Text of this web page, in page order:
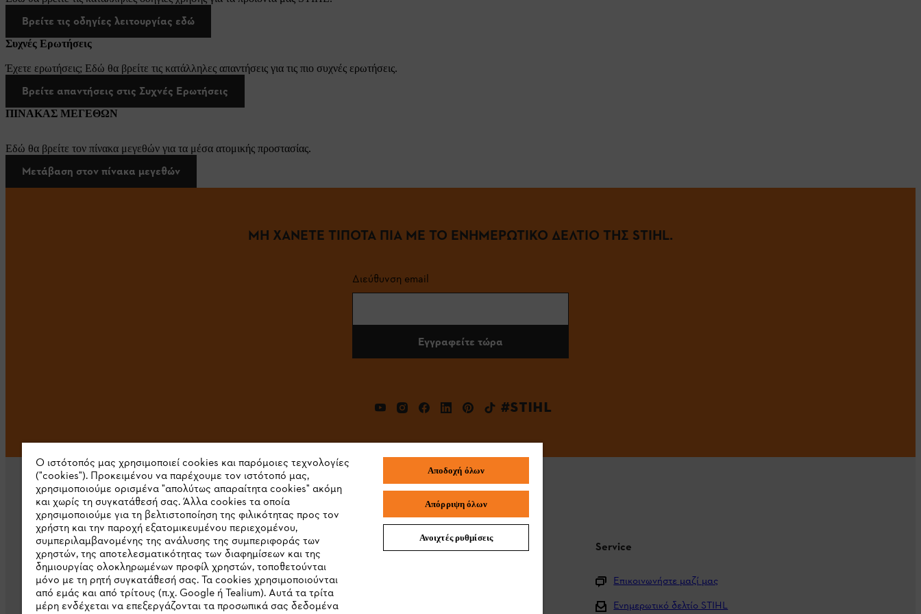
Βρείτε τις οδηγίες λειτουργίας εδώ
Συχνές Ερωτήσεις
Έχετε ερωτήσεις; Εδώ θα βρείτε τις κατάλληλες απαντήσεις για τις πιο συχνές ερωτήσεις.
Βρείτε απαντήσεις στις Συχνές Ερωτήσεις
ΠΙΝΑΚΑΣ ΜΕΓΕΘΩΝ
Εδώ θα βρείτε τον πίνακα μεγεθών για τα μέσα ατομικής προστασίας.
Μετάβαση στον πίνακα μεγεθών
ΜΗ ΧΑΝΕΤΕ ΤΙΠΟΤΑ ΠΙΑ ΜΕ ΤΟ ΕΝΗΜΕΡΩΤΙΚΟ ΔΕΛΤΙΟ ΤΗΣ STIHL.
Διεύθυνση email
Εγγραφείτε τώρα
#STIHL
Εταιρεία
Σχετικά με εμάς
Λήψη καταλόγου
STIHL Συχνές ερωτήσεις Service
Επικοινωνήστε μαζί μας
Ενημερωτικό δελτίο STIHL
Ο ιστότοπός μας χρησιμοποιεί cookies και παρόμοιες τεχνολογίες
("cookies"). Προκειμένου να παρέχουμε τον ιστότοπό μας,
χρησιμοποιούμε ορισμένα "απολύτως απαραίτητα cookies" ακόμη
και χωρίς τη συγκατάθεσή σας. Άλλα cookies τα οποία
χρησιμοποιούμε για τη βελτιστοποίηση της φιλικότητας προς τον
χρήστη και την παροχή εξατομικευμένου περιεχομένου,
συμπεριλαμβανομένης της ανάλυσης της συμπεριφοράς των
χρηστών, της αποτελεσματικότητας των διαφημίσεων και της
δημιουργίας ολοκληρωμένων προφίλ χρηστών, τοποθετούνται
μόνο με τη ρητή συγκατάθεσή σας. Τα cookies χρησιμοποιούνται
από εμάς και από τρίτους (π.χ. Google ή Tealium). Αυτά τα τρίτα
μέρη ενδέχεται να επεξεργάζονται τα προσωπικά σας δεδομένα
Αποδοχή όλων
Απόρριψη όλων
Ανοιχτές ρυθμίσεις